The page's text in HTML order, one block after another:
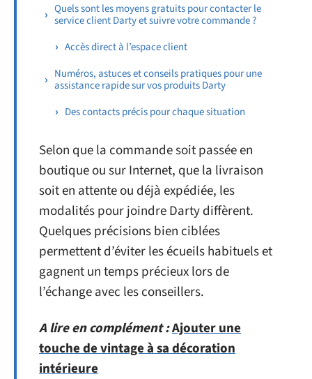
Quels sont les moyens gratuits pour contacter le
service client Darty et suivre votre commande ?
Accès direct à l’espace client
Numéros, astuces et conseils pratiques pour une
assistance rapide sur vos produits Darty
Des contacts précis pour chaque situation
Selon que la commande soit passée en
boutique ou sur Internet, que la livraison
soit en attente ou déjà expédiée, les
modalités pour joindre Darty diffèrent.
Quelques précisions bien ciblées
permettent d’éviter les écueils habituels et
gagnent un temps précieux lors de
l’échange avec les conseillers.
A lire en complément :Ajouter une
touche de vintage à sa décoration
intérieure